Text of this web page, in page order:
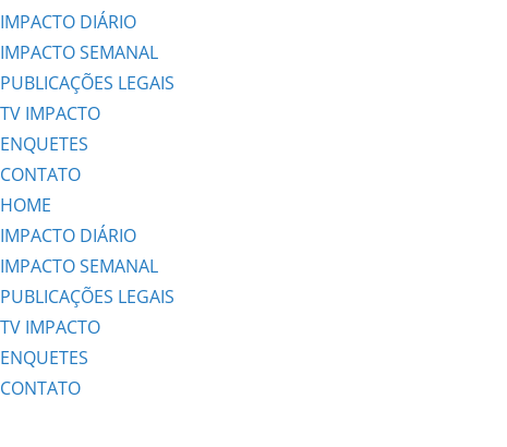
IMPACTO DIÁRIO
IMPACTO SEMANAL
PUBLICAÇÕES LEGAIS
TV IMPACTO
ENQUETES
CONTATO
HOME
IMPACTO DIÁRIO
IMPACTO SEMANAL
PUBLICAÇÕES LEGAIS
TV IMPACTO
ENQUETES
CONTATO